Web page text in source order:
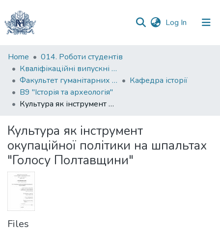
Log In (current)
Communities
&
Collections
All of DSpace
Statistics
Home
014. Роботи студентів
Кваліфікаційні випускні роботи здобувачів вищої освіти бакалаврських програм
Факультет гуманітарних наук
Кафедра історії
В9 "Історія та археологія"
Культура як інструмент окупаційної політики на шпальтах "Голосу Полтавщини"
Культура як інструмент
окупаційної політики на шпальтах
"Голосу Полтавщини"
Files